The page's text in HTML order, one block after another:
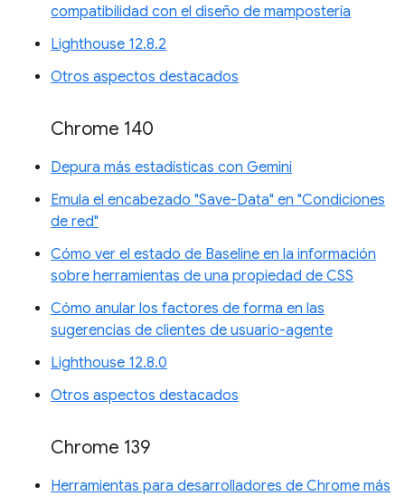
compatibilidad con el diseño de mampostería
Lighthouse 12.8.2
Otros aspectos destacados
Chrome 140
Depura más estadísticas con Gemini
Emula el encabezado "Save-Data" en "Condiciones
de red"
Cómo ver el estado de Baseline en la información
sobre herramientas de una propiedad de CSS
Cómo anular los factores de forma en las
sugerencias de clientes de usuario-agente
Lighthouse 12.8.0
Otros aspectos destacados
Chrome 139
Herramientas para desarrolladores de Chrome más